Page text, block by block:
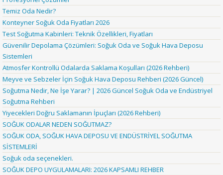
Temiz Oda Nedir?
Konteyner Soğuk Oda Fiyatları 2026
Test Soğutma Kabinleri: Teknik Özellikleri, Fiyatları
Güvenilir Depolama Çözümleri: Soğuk Oda ve Soğuk Hava Deposu
Sistemleri
Atmosfer Kontrollü Odalarda Saklama Koşulları (2026 Rehberi)
Meyve ve Sebzeler İçin Soğuk Hava Deposu Rehberi (2026 Güncel)
Soğutma Nedir, Ne İşe Yarar? | 2026 Güncel Soğuk Oda ve Endüstriyel
Soğutma Rehberi
Yiyecekleri Doğru Saklamanın İpuçları (2026 Rehberi)
SOĞUK ODALAR NEDEN SOĞUTMAZ?
SOĞUK ODA, SOĞUK HAVA DEPOSU VE ENDÜSTRİYEL SOĞUTMA
SİSTEMLERİ
Soğuk oda seçenekleri.
SOĞUK DEPO UYGULAMALARI: 2026 KAPSAMLI REHBER